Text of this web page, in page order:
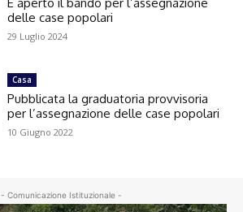
delle case popolari
29 Luglio 2024
Casa
Pubblicata la graduatoria provvisoria
per l’assegnazione delle case popolari
10 Giugno 2022
- Comunicazione Istituzionale -